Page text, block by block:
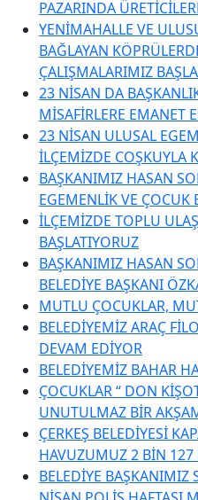
PAZARINDA
YENİMAHALLE VE
BAĞLAYAN
ÇALIŞMALARIMIZ
23 NİSAN DA
MİSAFİRLERE EMANET
23 NİSAN ULUSAL
İLÇEMİZDE COŞKUYLA
BAŞKANIMIZ HASAN
EGEMENLİK VE ÇOCUK
İLÇEMİZDE TOPLU
BAŞLATIYORUZ
BAŞKANIMIZ HASAN
BELEDİYE BAŞKANI
MUTLU ÇOCUKLAR,
BELEDİYEMİZ ARAÇ
DEVAM EDİYOR
BELEDİYEMİZ BAHAR
ÇOCUKLAR “ DON
UNUTULMAZ BİR
ÇERKEŞ BELEDİYESİ
HAVUZUMUZ 2 BİN 127
BELEDİYE BAŞKANIMIZ